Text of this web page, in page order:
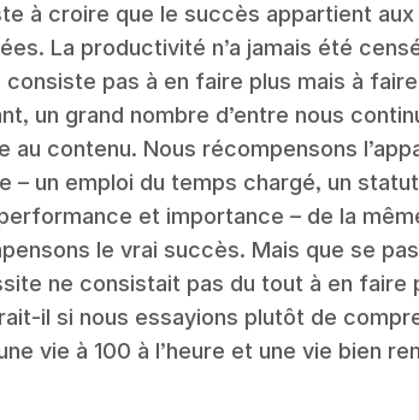
à croire que le succès appartient
La productivité n’a jamais été
consiste pas à en faire plus mais à
un grand nombre d’entre nous
au contenu. Nous récompensons
– un emploi du temps chargé, un
et importance – de la
le vrai succès. Mais que se
ne consistait pas du tout à en faire
il si nous essayions plutôt de
vie à 100 à l’heure et une vie bien